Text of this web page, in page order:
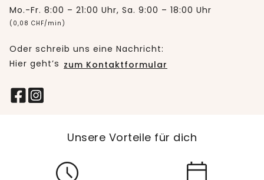
Mo.-Fr. 8:00 – 21:00 Uhr, Sa. 9:00 – 18:00 Uhr
(0,08 CHF/min)
Oder schreib uns eine Nachricht:
Hier geht’s zum Kontaktformular
Unsere Vorteile für dich